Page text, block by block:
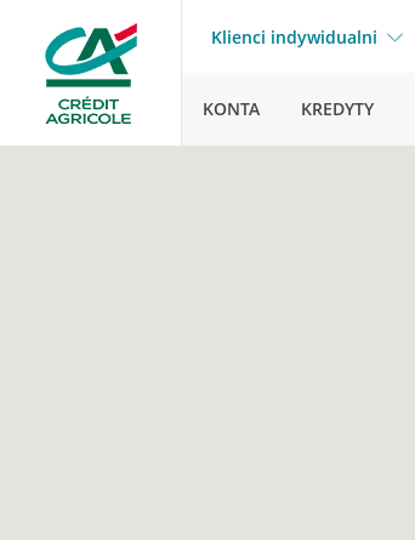
Klienci indywidualni
KONTA KREDYTY